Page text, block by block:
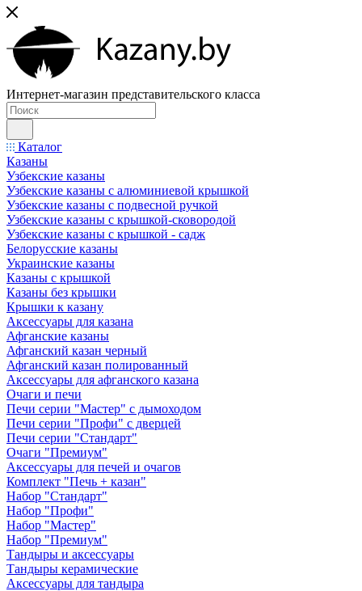
Интернет-магазин представительского класса
Каталог
Казаны
Узбекские казаны
Узбекские казаны с алюминиевой крышкой
Узбекские казаны с подвесной ручкой
Узбекские казаны с крышкой-сковородой
Узбекские казаны с крышкой - садж
Белорусские казаны
Украинские казаны
Казаны с крышкой
Казаны без крышки
Крышки к казану
Аксессуары для казана
Афганские казаны
Афганский казан черный
Афганский казан полированный
Аксессуары для афганского казана
Очаги и печи
Печи серии "Мастер" с дымоходом
Печи серии "Профи" с дверцей
Печи серии "Стандарт"
Очаги "Премиум"
Аксессуары для печей и очагов
Комплект "Печь + казан"
Набор "Стандарт"
Набор "Профи"
Набор "Мастер"
Набор "Премиум"
Тандыры и аксессуары
Тандыры керамические
Аксессуары для тандыра